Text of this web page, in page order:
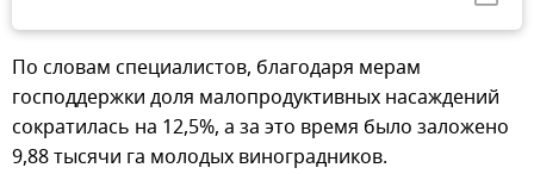
По словам специалистов, благодаря мерам
господдержки доля малопродуктивных насаждений
сократилась на 12,5%, а за это время было заложено
9,88 тысячи га молодых виноградников.